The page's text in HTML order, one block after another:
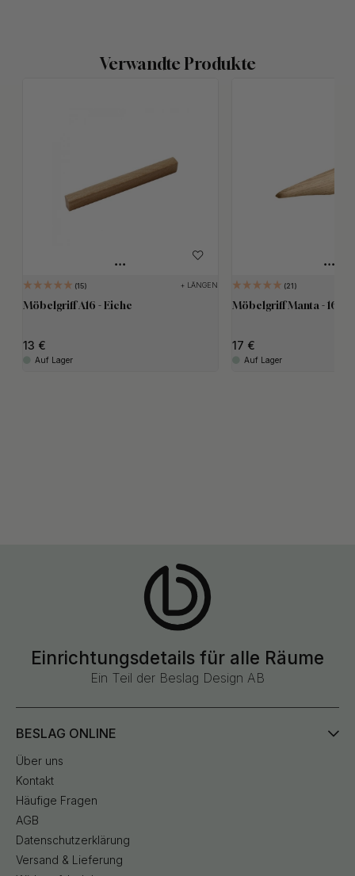
Verwandte Produkte
15 + LÄNGEN
Möbelgriff A16 - Eiche
13
Auf Lager
21
Möbelgriff Manta -
17
Auf Lager
Einrichtungsdetails für alle Räume
Ein Teil der Beslag Design AB
BESLAG ONLINE
Über uns
Kontakt
Häufige Fragen
AGB
Datenschutzerklärung
Versand & Lieferung